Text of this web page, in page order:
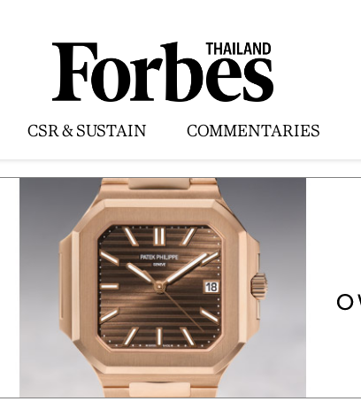
CSR & SUSTAIN COMMENTARIES